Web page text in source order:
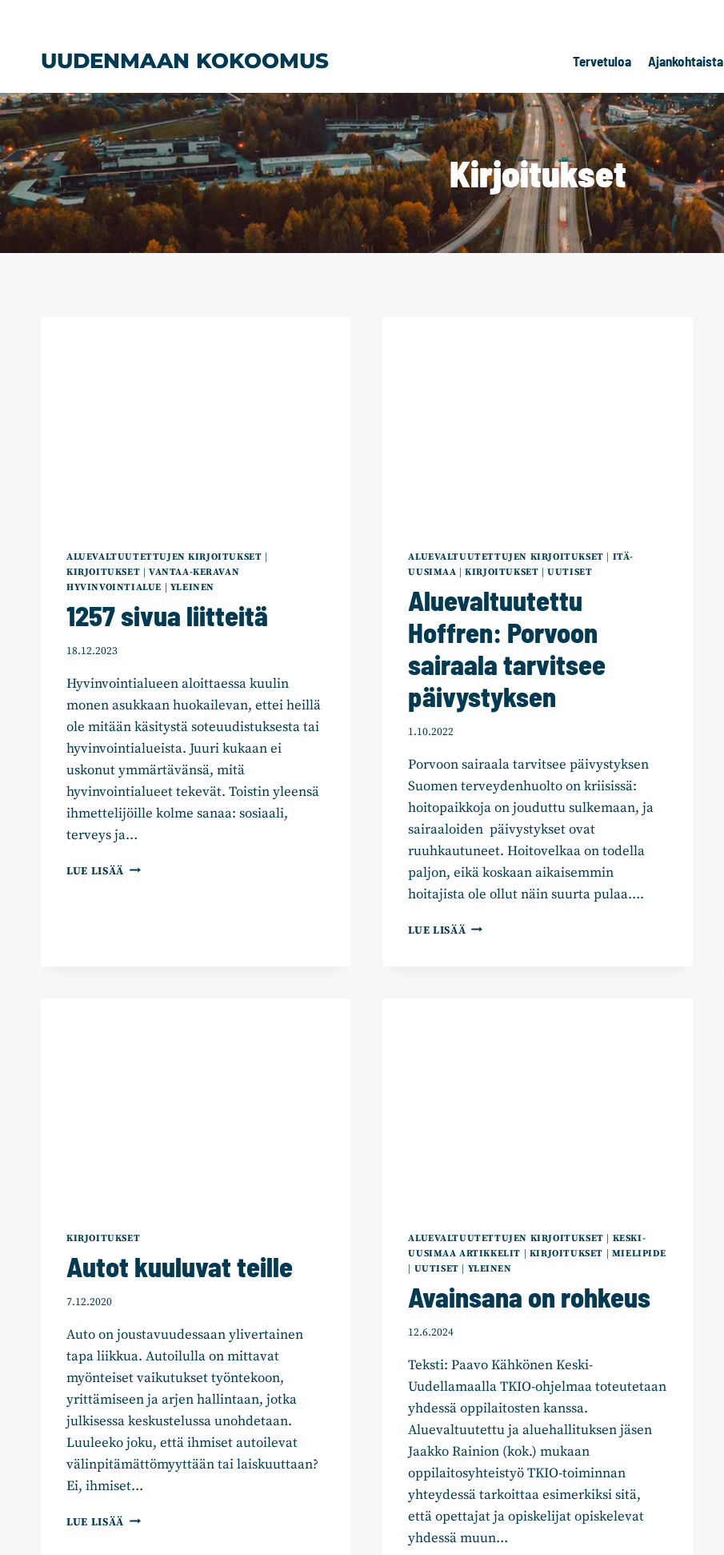
UUDENMAAN KOKOOMUS Tervetuloa Ajankohtaista
Kirjoitukset
ALUEVALTUUTETTUJEN KIRJOITUKSET
KIRJOITUKSET
VANTAA-KERAVAN
HYVINVOINTIALUE
YLEINEN
1257 sivua liitteitä
18.12.2023
Hyvinvointialueen aloittaessa kuulin
monen asukkaan huokailevan, ettei heillä
ole mitään käsitystä soteuudistuksesta tai
hyvinvointialueista. Juuri kukaan ei
uskonut ymmärtävänsä, mitä
hyvinvointialueet tekevät. Toistin yleensä
ihmettelijöille kolme sanaa: sosiaali,
terveys ja…
LUE LISÄÄ 1257
ALUEVALTUUTETTUJEN KIRJOITUKSET
ITÄ-
UUSIMAA |KIRJOITUKSET |UUTISET
Aluevaltuutettu
Hoffren: Porvoon
sairaala tarvitsee
päivystyksen
1.10.2022
Porvoon sairaala tarvitsee päivystyksen
Suomen terveydenhuolto on kriisissä:
hoitopaikkoja on jouduttu sulkemaan, ja
sairaaloiden päivystykset ovat
ruuhkautuneet. Hoitovelkaa on todella
paljon, eikä koskaan aikaisemmin
hoitajista ole ollut näin suurta pulaa….
LUE LISÄÄ ALUEVALTUUTETTU
KIRJOITUKSET
Autot kuuluvat teille
7.12.2020
Auto on joustavuudessaan ylivertainen
tapa liikkua. Autoilulla on mittavat
myönteiset vaikutukset työntekoon,
yrittämiseen ja arjen hallintaan, jotka
julkisessa keskustelussa unohdetaan.
Luuleeko joku, että ihmiset autoilevat
välinpitämättömyyttään tai laiskuuttaan?
Ei, ihmiset…
LUE LISÄÄ AUTOT
ALUEVALTUUTETTUJEN KIRJOITUKSET
KESKI-
UUSIMAA ARTIKKELIT
KIRJOITUKSET
MIELIPIDE
UUTISET YLEINEN
Avainsana on rohkeus
12.6.2024
Teksti: Paavo Kähkönen Keski-
Uudellamaalla TKIO-ohjelmaa toteutetaan
yhdessä oppilaitosten kanssa.
Aluevaltuutettu ja aluehallituksen jäsen
Jaakko Rainion (kok.) mukaan
oppilaitosyhteistyö TKIO-toiminnan
yhteydessä tarkoittaa esimerkiksi sitä,
että opettajat ja opiskelijat opiskelevat
yhdessä muun…